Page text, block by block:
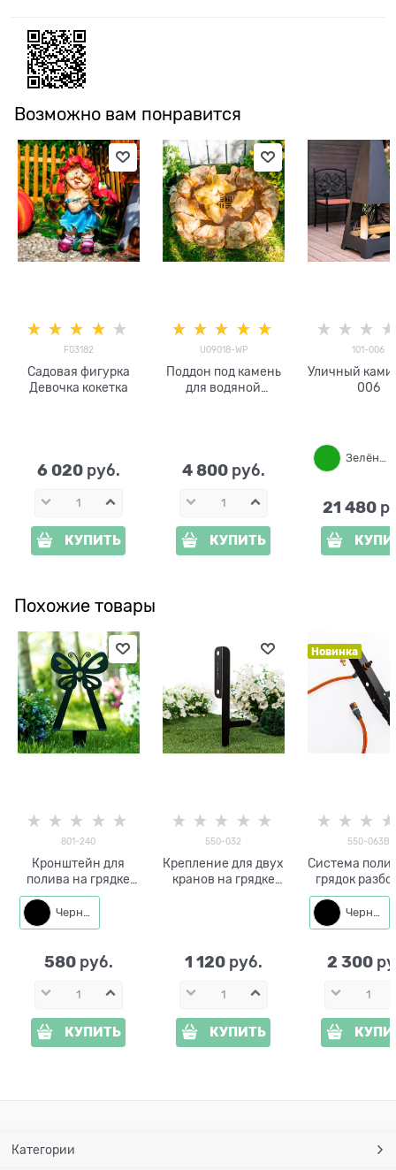
Возможно вам понравится
F03182
Садовая фигурка
Девочка кокетка
6 020 руб.
КУПИТЬ
U09018-WP
Поддон под камень
для водяной
4 800 руб.
КУПИТЬ
101-006
Уличный
006
Зелёный
21 480
Похожие товары
801-240
Кронштейн для
полива на грядке
Бабочка
Черный
580 руб.
КУПИТЬ
550-032
Крепление для двух
кранов на грядке
1 120 руб.
КУПИТЬ
Новинка
550-063B
Система
грядок
550-063 с
Черный
2 300
Категории